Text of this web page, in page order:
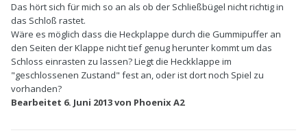
Das hört sich für mich so an als ob der Schließbügel nicht richtig in
das Schloß rastet.
Wäre es möglich dass die Heckplappe durch die Gummipuffer an
den Seiten der Klappe nicht tief genug herunter kommt um das
Schloss einrasten zu lassen? Liegt die Heckklappe im
"geschlossenen Zustand" fest an, oder ist dort noch Spiel zu
vorhanden?
Bearbeitet 6. Juni 2013von Phoenix A2